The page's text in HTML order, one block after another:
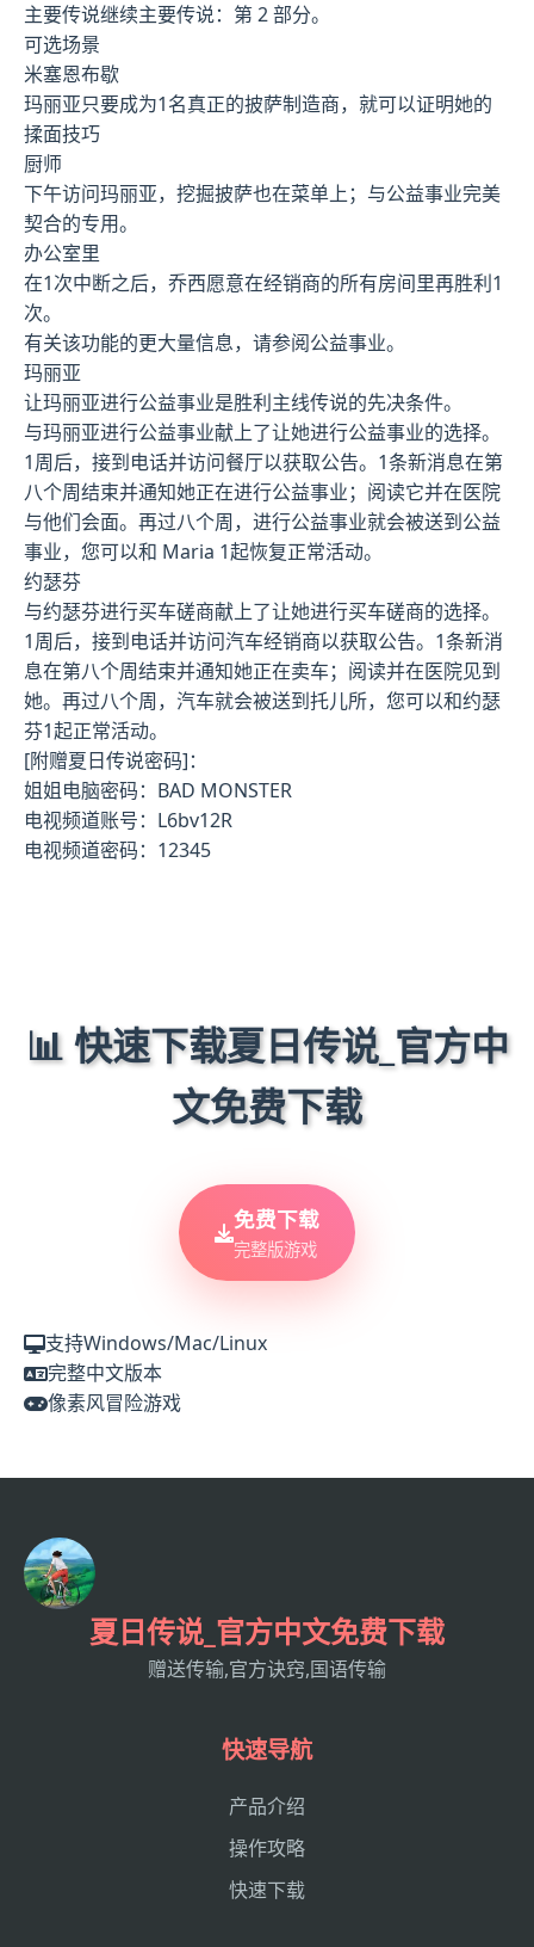
主要传说继续主要传说：第 2 部分。
可选场景
米塞恩布歇
玛丽亚只要成为1名真正的披萨制造商，就可以证明她的
揉面技巧
厨师
下午访问玛丽亚，挖掘披萨也在菜单上；与公益事业完美
契合的专用。
办公室里
在1次中断之后，乔西愿意在经销商的所有房间里再胜利1
次。
有关该功能的更大量信息，请参阅公益事业。
玛丽亚
让玛丽亚进行公益事业是胜利主线传说的先决条件。
与玛丽亚进行公益事业献上了让她进行公益事业的选择。
1周后，接到电话并访问餐厅以获取公告。1条新消息在第
八个周结束并通知她正在进行公益事业；阅读它并在医院
与他们会面。再过八个周，进行公益事业就会被送到公益
事业，您可以和 Maria 1起恢复正常活动。
约瑟芬
与约瑟芬进行买车磋商献上了让她进行买车磋商的选择。
1周后，接到电话并访问汽车经销商以获取公告。1条新消
息在第八个周结束并通知她正在卖车；阅读并在医院见到
她。再过八个周，汽车就会被送到托儿所，您可以和约瑟
芬1起正常活动。
[附赠夏日传说密码]：
姐姐电脑密码：BAD MONSTER
电视频道账号：L6bv12R
电视频道密码：12345
📊 快速下载夏日传说_官方中
文免费下载
免费下载
完整版游戏
支持Windows/Mac/Linux
完整中文版本
像素风冒险游戏
夏日传说_官方中文免费下载
赠送传输,官方诀窍,国语传输
快速导航
产品介绍
操作攻略
快速下载